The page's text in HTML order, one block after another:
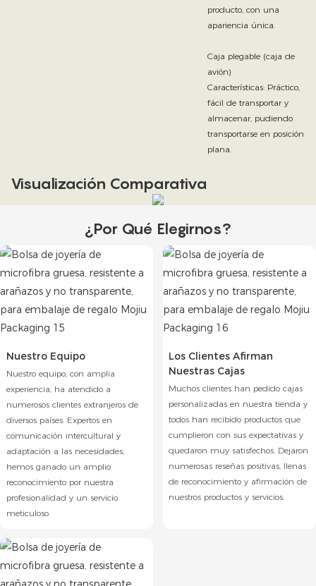
producto, con una
apariencia única.
Caja plegable (caja de
avión)
Características: Práctico,
fácil de transportar y
almacenar, pudiendo
transportarse en posición
plana.
Visualización Comparativa
¿Por Qué Elegirnos?
Nuestro Equipo
Nuestro equipo, con amplia
experiencia, ha atendido a
numerosos clientes extranjeros de
diversos países. Expertos en
comunicación intercultural y
adaptación a las necesidades,
hemos ganado un amplio
reconocimiento por nuestra
profesionalidad y un servicio
meticuloso.
Los Clientes Afirman
Nuestras Cajas
Muchos clientes han pedido cajas
personalizadas en nuestra tienda y
todos han recibido productos que
cumplieron con sus expectativas y
quedaron muy satisfechos. Dejaron
numerosas reseñas positivas, llenas
de reconocimiento y afirmación de
nuestros productos y servicios.